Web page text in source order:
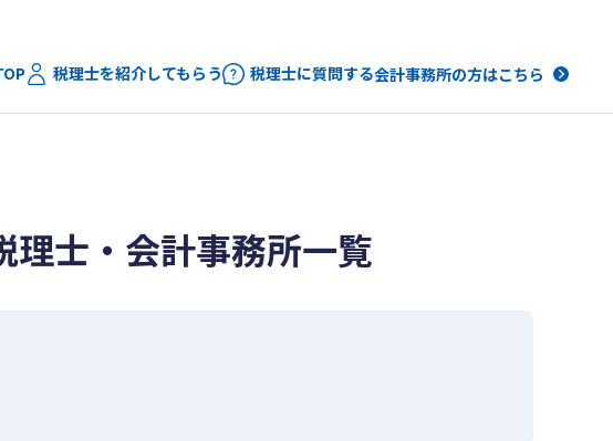
税理士を紹介してもらう 税理士に質問する会計事務所の方はこちら
理士・会計事務所一覧